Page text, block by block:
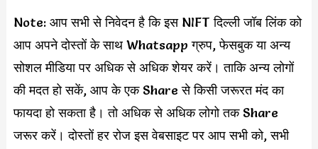
Note: आप सभी से निवेदन है कि इस NIFT दिल्ली जॉब लिंक को
आप अपने दोस्तों के साथ Whatsapp ग्रुप, फेसबुक या अन्य
सोशल मीडिया पर अधिक से अधिक शेयर करें। ताकि अन्य लोगों
की मदत हो सकें, आप के एक Share से किसी जरूरत मंद का
फायदा हो सकता है। तो अधिक से अधिक लोगो तक Share
जरूर करें। दोस्तों हर रोज इस वेबसाइट पर आप सभी को, सभी